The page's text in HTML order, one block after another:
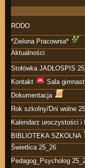
RODO
*Zielona Pracownia*
Aktualności
Stołówka JADŁOSPIS
Kontakt
Sala
Dokumentacja
Rok szkolny/Dni wolne
Kalendarz uroczystości i
BIBLIOTEKA SZKOLNA
Świetlica 25_26
Pedagog_Psycholog